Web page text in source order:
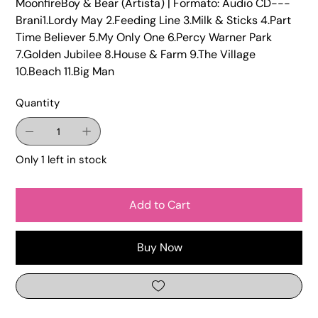
MoonfireBoy & Bear (Artista) | Formato: Audio CD---
Brani1.Lordy May 2.Feeding Line 3.Milk & Sticks 4.Part
Time Believer 5.My Only One 6.Percy Warner Park
7.Golden Jubilee 8.House & Farm 9.The Village
10.Beach 11.Big Man
Quantity
Only 1 left in stock
Add to Cart
Buy Now